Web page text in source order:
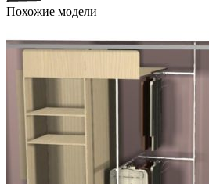
Похожие модели